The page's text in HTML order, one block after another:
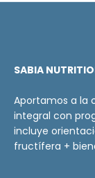
SABIA
Aportamos a la
integral con
incluye
fructífera +